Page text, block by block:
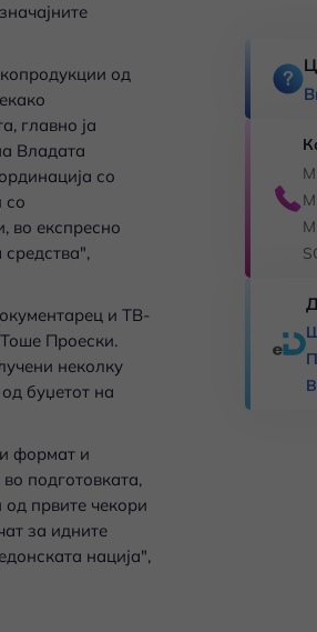
од
главно ја
Владата
со
со
во експресно
средства",
и ТВ-
Проески.
неколку
буџетот на
формат и
подготовката,
првите чекори
за идните
нација",